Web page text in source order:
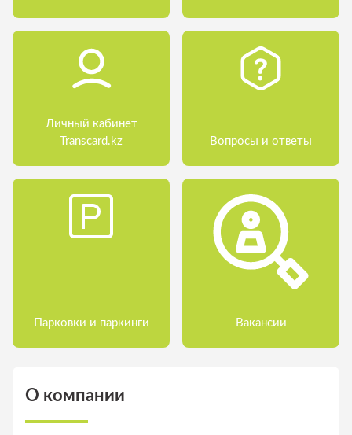
Личный кабинет
Transcard.kz
Вопросы и ответы
Парковки и паркинги Вакансии
О компании